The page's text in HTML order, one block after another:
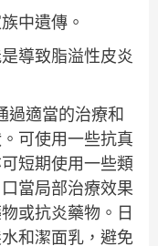
中遺傳。
導致脂溢性皮炎
過適當的治療和
可使用一些抗真
短期使用一些類
當局部治療效果
或抗炎藥物。日
和潔面乳，避免